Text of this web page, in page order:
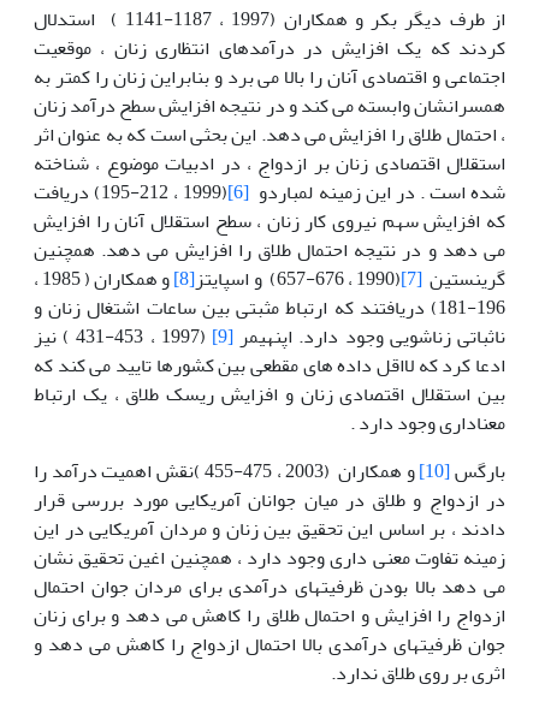
از طرف دیگر بکر و همکاران (1997 ، 1187-1141 ) استدلال
کردند که یک افزایش در درآمدهای انتظاری زنان ، موقعیت
اجتماعی و اقتصادی آنان را بالا می برد و بنابراین زنان را کمتر به
همسرانشان وابسته می کند و در نتیجه افزایش سطح درآمد زنان
، احتمال طلاق را افزایش می دهد. این بحثی است که به عنوان اثر
استقلال اقتصادی زنان بر ازدواج ، در ادبیات موضوع ، شناخته
شده است . در این زمینه لمباردو [6]
(1999 ، 212-195) دریافت
که افزایش سهم نیروی کار زنان ، سطح استقلال آنان را افزایش
می دهد و در نتیجه احتمال طلاق را افزایش می دهد. همچنین
گرینستین[7] (1990 ، 676-657) و اسپایتز [8]
و همکاران ( 1985 ،
196-181) دریافتند که ارتباط مثبتی بین ساعات اشتغال زنان و
ناثباتی زناشویی وجود دارد. اپنهیمر[9]
(1997 ، 453-431 ) نیز
ادعا کرد که لااقل داده های مقطعی بین کشورها تایید می کند که
بین استقلال اقتصادی زنان و افزایش ریسک طلاق ، یک ارتباط
معناداری وجود دارد .
بارگس[10]
و همکاران (2003 ، 475-455 )نقش اهمیت درآمد را
در ازدواج و طلاق در میان جوانان آمریکایی مورد بررسی قرار
دادند ، بر اساس این تحقیق بین زنان و مردان آمریکایی در این
زمینه تفاوت معنی داری وجود دارد ، همچنین اغین تحقیق نشان
می دهد بالا بودن ظرفیتهای درآمدی برای مردان جوان احتمال
ازدواج را افزایش و احتمال طلاق را کاهش می دهد و برای زنان
جوان ظرفیتهای درآمدی بالا احتمال ازدواج را کاهش می دهد و
اثری بر روی طلاق ندارد.